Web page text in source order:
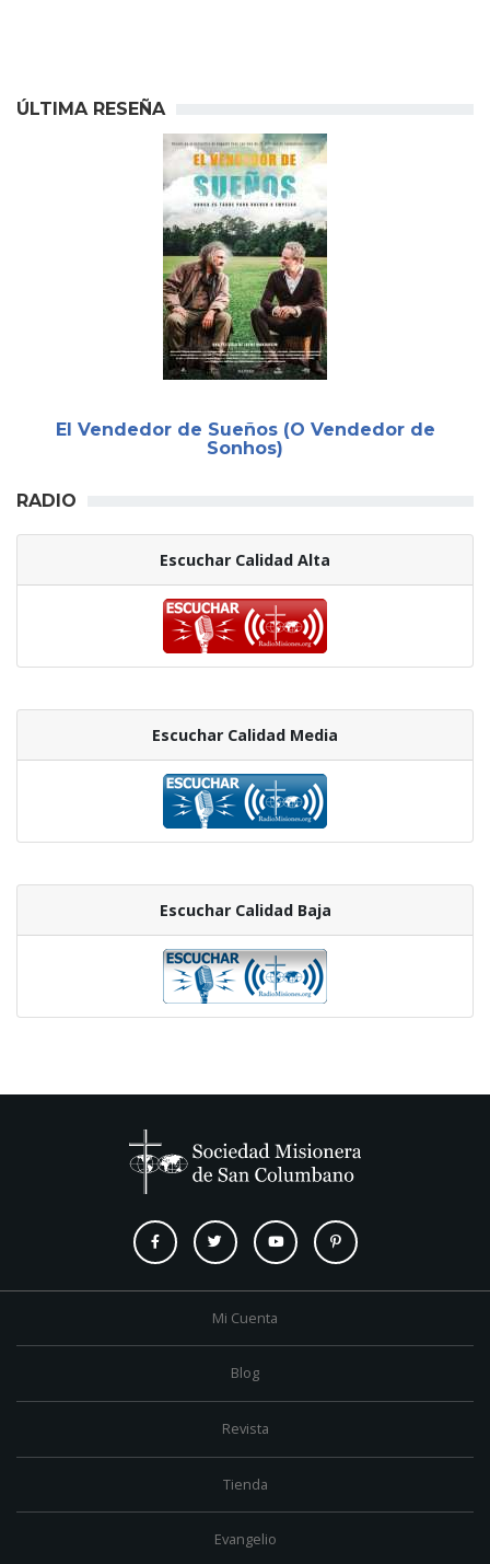
ÚLTIMA RESEÑA
El Vendedor de Sueños (O Vendedor de
Sonhos)
RADIO
Escuchar Calidad Alta
Escuchar Calidad Media
Escuchar Calidad Baja
Mi Cuenta
Blog
Revista
Tienda
Evangelio